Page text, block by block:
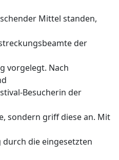
Mittel standen,
der
vorgelegt. Nach
Besucherin der
sondern griff diese an. Mit
die eingesetzten